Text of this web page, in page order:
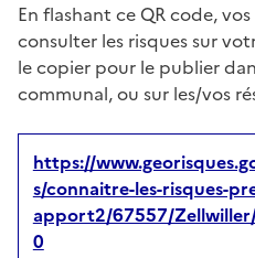
En flashant ce QR code,
consulter les risques sur
le copier pour le publier
communal, ou sur les/vos
https://
s/connaitre-les-risques-
apport2/67557/
0